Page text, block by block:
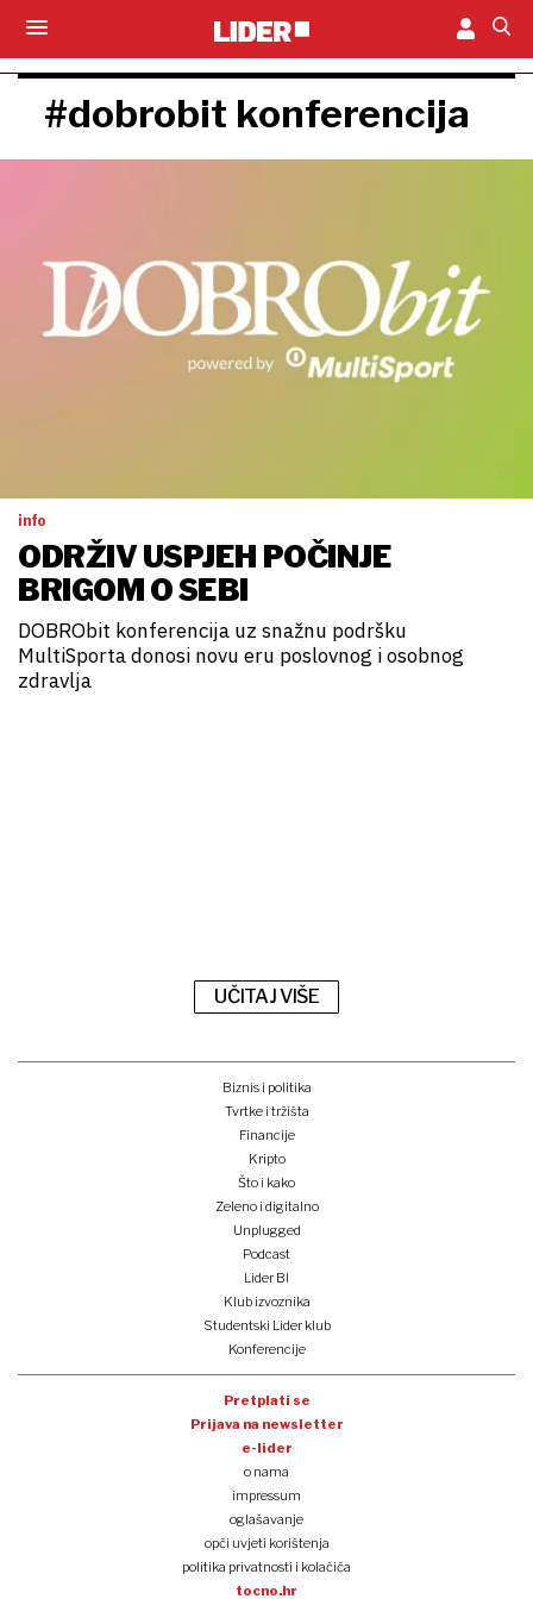
#dobrobit konferencija
info
ODRŽIV USPJEH POČINJE
BRIGOM O SEBI
DOBRObit konferencija uz snažnu podršku
MultiSporta donosi novu eru poslovnog i osobnog
zdravlja
UČITAJ VIŠE
Biznis i politika
Tvrtke i tržišta
Financije
Kripto
Što i kako
Zeleno i digitalno
Unplugged
Podcast
Lider BI
Klub izvoznika
Studentski Lider klub
Konferencije
Pretplati se
Prijava na newsletter
e-lider
o nama
impressum
oglašavanje
opći uvjeti korištenja
politika privatnosti i kolačića
tocno.hr